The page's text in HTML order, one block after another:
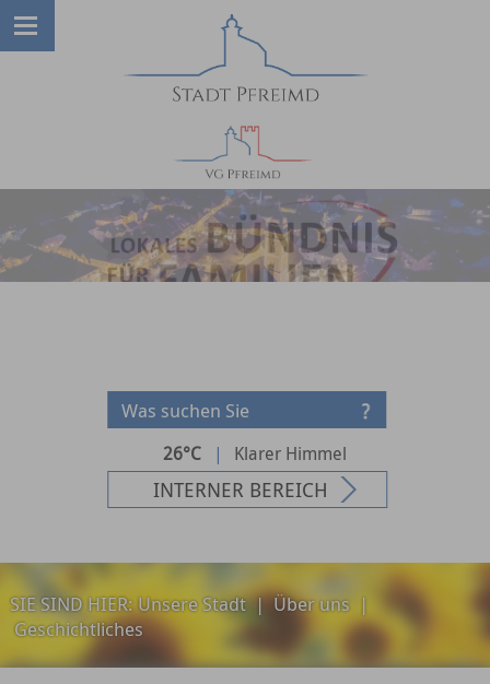
26°C | Klarer Himmel
INTERNER BEREICH
SIE SIND HIER:Unsere Stadt|Über uns|
Geschichtliches